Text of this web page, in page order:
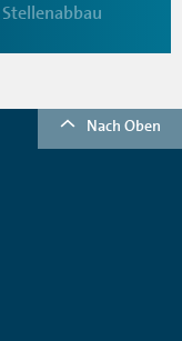
Stellenabbau
Nach Oben